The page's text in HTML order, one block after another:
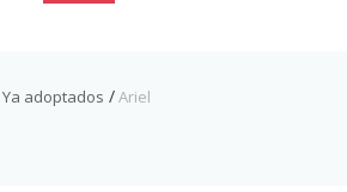
Ya adoptados Ariel